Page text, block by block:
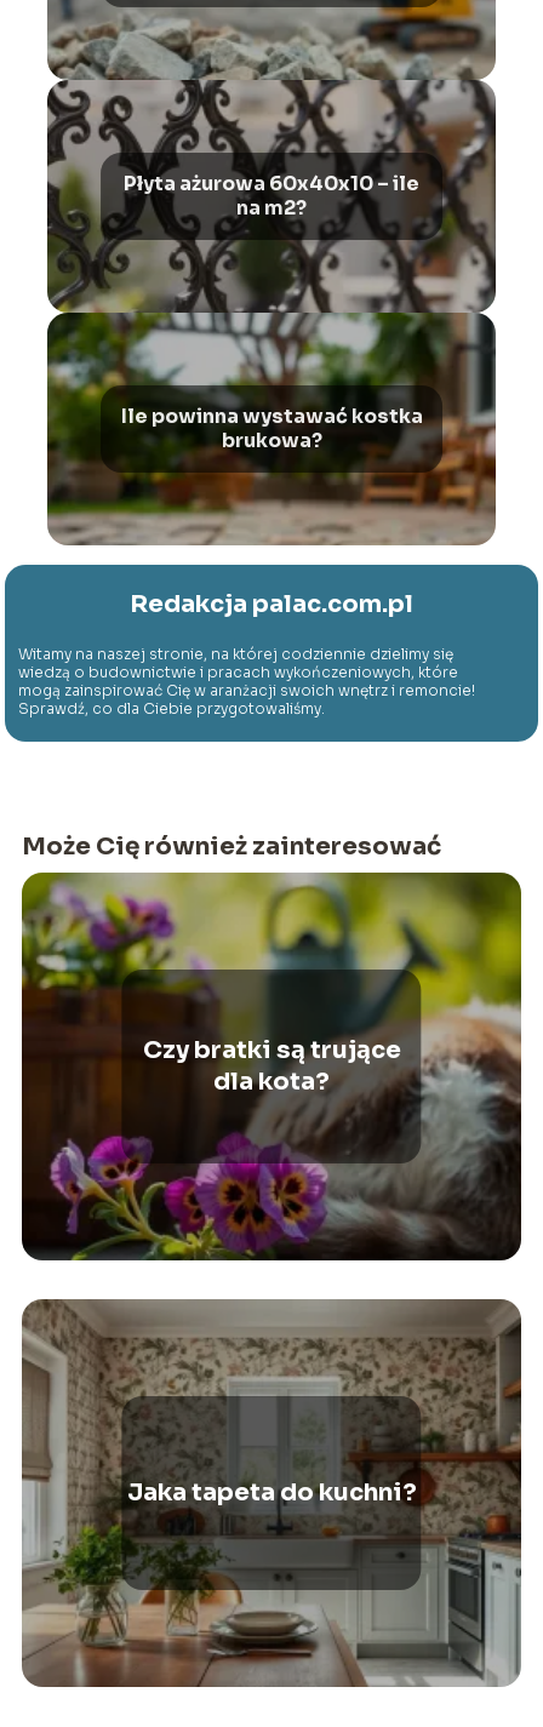
Płyta ażurowa 60x40x10 – ile
na m2?
Ile powinna wystawać kostka
brukowa?
Redakcja palac.com.pl
Witamy na naszej stronie, na której codziennie dzielimy się
wiedzą o budownictwie i pracach wykończeniowych, które
mogą zainspirować Cię w aranżacji swoich wnętrz i remoncie!
Sprawdź, co dla Ciebie przygotowaliśmy.
Może Cię również zainteresować
Czy bratki są trujące
dla kota?
Jaka tapeta do kuchni?